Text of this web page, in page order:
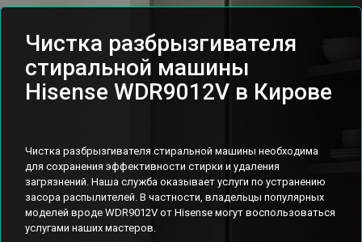
Чистка разбрызгивателя
стиральной машины
Hisense WDR9012V в Кирове
Чистка разбрызгивателя стиральной машины необходима
для сохранения эффективности стирки и удаления
загрязнений. Наша служба оказывает услуги по устранению
засора распылителей. В частности, владельцы популярных
моделей вроде WDR9012V от Hisense могут воспользоваться
услугами наших мастеров.